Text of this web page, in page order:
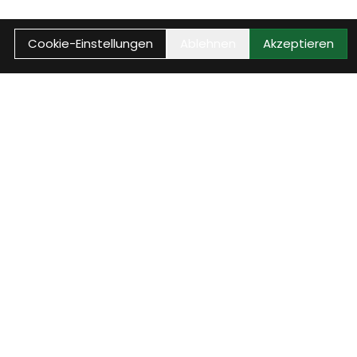
Cookie-Einstellungen Akzeptieren